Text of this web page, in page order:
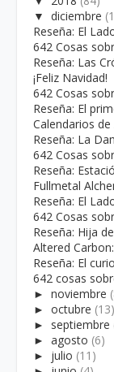
▼ diciembre
Reseña: El
642 Cosas
Reseña: Las
¡Feliz Navidad!
642 Cosas
Reseña: El
Calendarios
Reseña: La
642 Cosas
Reseña:
Fullmetal
Reseña: El
642 Cosas
Reseña: Hija
Altered
Reseña: El
642 cosas
► noviembre
► octubre (13)
► septiembre
► agosto (6)
► julio (11)